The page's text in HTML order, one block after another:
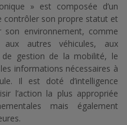
» est composée d’un
contrôler son propre statut et
environnement, comme
autres véhicules, aux
gestion de la mobilité, le
informations nécessaires à
Il est doté d’intelligence
l’action la plus appropriée
mais également